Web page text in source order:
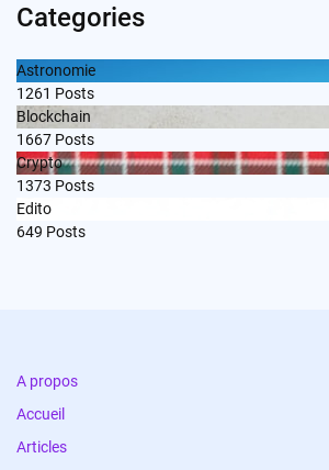
Categories
Astronomie
1261 Posts
Blockchain
1667 Posts
Crypto
1373 Posts
Edito
649 Posts
A propos
Accueil
Articles